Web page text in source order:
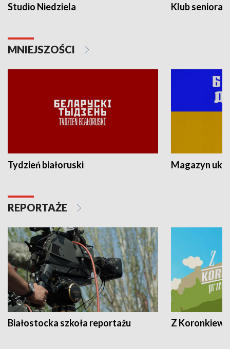
Studio Niedziela Klub seniora
MNIEJSZOŚCI
Tydzień białoruski Magazyn
REPORTAŻE
Białostocka szkoła reportażu Z